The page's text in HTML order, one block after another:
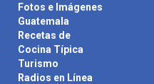
content
Fotos e Imágenes
Guatemala
Recetas de
Cocina Típica
Turismo
Radios en Línea